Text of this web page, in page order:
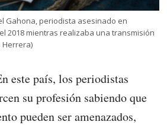
Gahona, periodista asesinado en
2018 mientras realizaba una transmisión
Herrera)
este país, los periodistas
su profesión sabiendo que
pueden ser amenazados,